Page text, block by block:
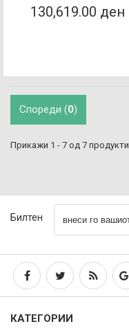
130,619.00 ден
Спореди (0)
Прикажи 1 - 7 од 7 продукти
Билтен
КАТЕГОРИИ